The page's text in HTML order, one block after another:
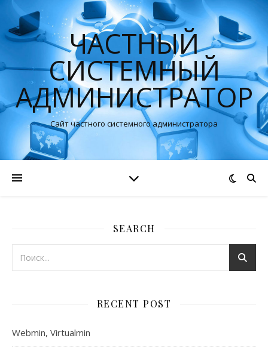
ЧАСТНЫЙ
СИСТЕМНЫЙ
АДМИНИСТРАТОР
Сайт частного системного администратора
SEARCH
RECENT POST
Webmin, Virtualmin